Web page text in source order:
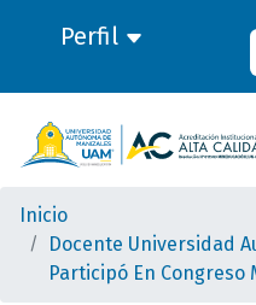
Perfil
Inicio
Docente Universidad
Participó En Congreso